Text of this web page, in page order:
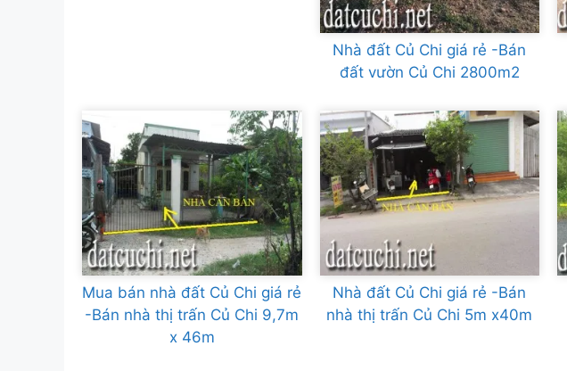
Nhà đất Củ Chi giá rẻ -Bán
đất vườn Củ Chi 2800m2
Mua bán nhà đất Củ Chi giá rẻ
-Bán nhà thị trấn Củ Chi 9,7m
x 46m
Nhà đất Củ Chi giá rẻ -Bán
nhà thị trấn Củ Chi 5m x40m